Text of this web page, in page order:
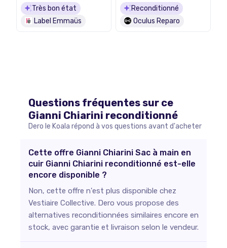
Très bon état
Label Emmaüs
Reconditionné
Oculus Reparo
Questions fréquentes sur ce
Gianni Chiarini reconditionné
Dero le Koala répond à vos questions avant d'acheter
Cette offre Gianni Chiarini Sac à main en
cuir Gianni Chiarini reconditionné est-elle
encore disponible ?
Non, cette offre n'est plus disponible chez
Vestiaire Collective. Dero vous propose des
alternatives reconditionnées similaires encore en
stock, avec garantie et livraison selon le vendeur.